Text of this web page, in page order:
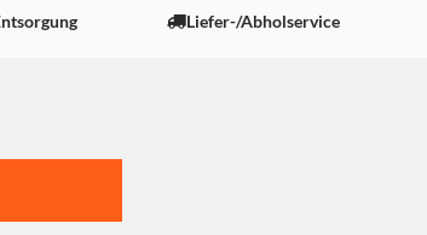
Liefer-/Abholservice